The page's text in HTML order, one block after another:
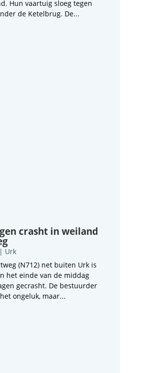
Hun vaartuig sloeg tegen
de Ketelbrug. De...
crasht in weiland
Urk
(N712) net buiten Urk is
het einde van de middag
gecrasht. De bestuurder
ongeluk, maar...